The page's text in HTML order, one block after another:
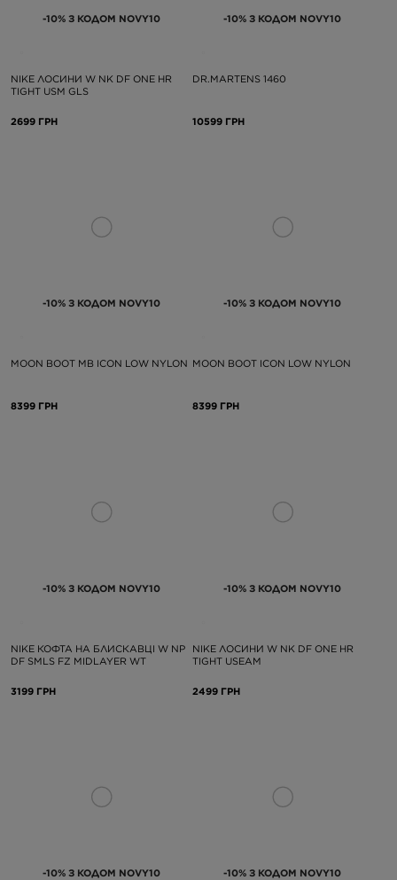
-10% З КОДОМ NOVY10
NIKE ЛОСИНИ W NK DF ONE HR
TIGHT USM GLS
2699 ГРН
-10% З КОДОМ NOVY10
DR.MARTENS 1460
10599 ГРН
-10% З КОДОМ NOVY10
MOON BOOT MB ICON LOW NYLON
8399 ГРН
-10% З КОДОМ NOVY10
MOON BOOT ICON LOW NYLON
8399 ГРН
-10% З КОДОМ NOVY10
NIKE КОФТА НА БЛИСКАВЦІ W NP
DF SMLS FZ MIDLAYER WT
3199 ГРН
-10% З КОДОМ NOVY10
NIKE ЛОСИНИ W NK DF ONE HR
TIGHT USEAM
2499 ГРН
-10% З КОДОМ NOVY10 -10% З КОДОМ NOVY10